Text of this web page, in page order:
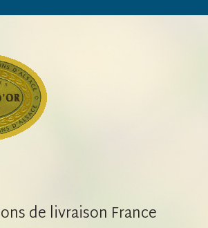
de livraison France